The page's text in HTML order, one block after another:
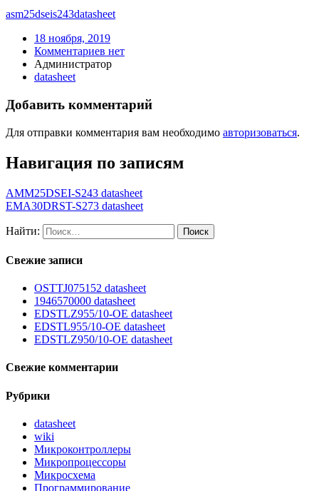
asm25dseis243datasheet
18 ноября, 2019
Комментариев нет
Администратор
datasheet
Добавить комментарий
Для отправки комментария вам необходимо авторизоваться.
Навигация по записям
AMM25DSEI-S243 datasheet
EMA30DRST-S273 datasheet
Найти:
Свежие записи
OSTTJ075152 datasheet
1946570000 datasheet
EDSTLZ955/10-OE datasheet
EDSTL955/10-OE datasheet
EDSTLZ950/10-OE datasheet
Свежие комментарии
Рубрики
datasheet
wiki
Микроконтроллеры
Микропроцессоры
Микросхема
Программирование